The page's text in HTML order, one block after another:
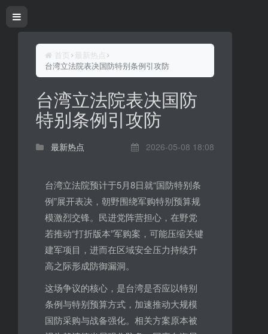
首页
最新热点
台湾立法院表决国防特别条例引攻防
台湾立法院表决国防
特别条例引攻防
最新热点 2026-05-08 18:08
台湾立法院预计于5月8日就“国防特别条
例”展开表决，朝野围绕军购特别预算规
模激烈交锋。民进党阵营担心，在野党
若推动“打折版本”军购案，可能压缩关键
建军项目，进而在区域安全压力持续升
高之际形成防御漏洞。
这场争议的核心，是台湾是否应以特别
条例与特别预算方式，加速推动大规模
国防采购与战备强化。相关方案原本被